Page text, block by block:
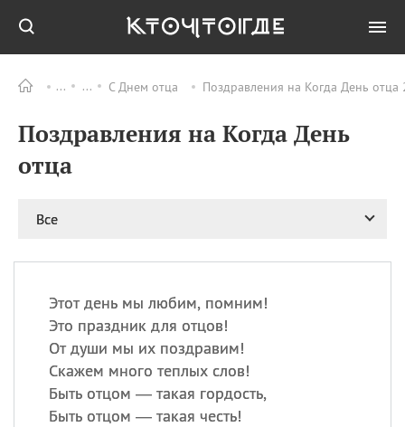
С Днем отца Поздравления на Когда День отца
Поздравления на Когда День
отца
Все
Этот день мы любим, помним!
Это праздник для отцов!
От души мы их поздравим!
Скажем много теплых слов!
Быть отцом — такая гордость,
Быть отцом — такая честь!
ПРАЗДНИКИ Все
08.08 День «Счастье
случается» (Happiness
великомученика
покровителя всех
больных
09.08 День книголюбов (Book